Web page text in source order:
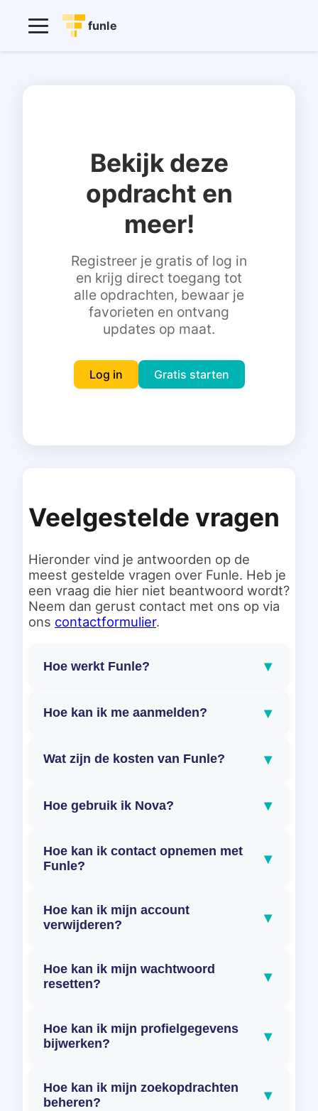
funle
Inloggen
Gratis starten
Bekijk deze
opdracht en
meer!
Registreer je gratis of log in
en krijg direct toegang tot
alle opdrachten, bewaar je
favorieten en ontvang
updates op maat.
Log in Gratis starten
Veelgestelde vragen
Hieronder vind je antwoorden op de
meest gestelde vragen over Funle. Heb je
een vraag die hier niet beantwoord wordt?
Neem dan gerust contact met ons op via
ons contactformulier.
Hoe werkt Funle? ▾
Hoe kan ik me aanmelden? ▾
Wat zijn de kosten van Funle? ▾
Hoe gebruik ik Nova? ▾
Hoe kan ik contact opnemen met
Funle?
▾
Hoe kan ik mijn account
verwijderen?
▾
Hoe kan ik mijn wachtwoord
resetten?
▾
Hoe kan ik mijn profielgegevens
bijwerken?
▾
Hoe kan ik mijn zoekopdrachten
beheren?
▾